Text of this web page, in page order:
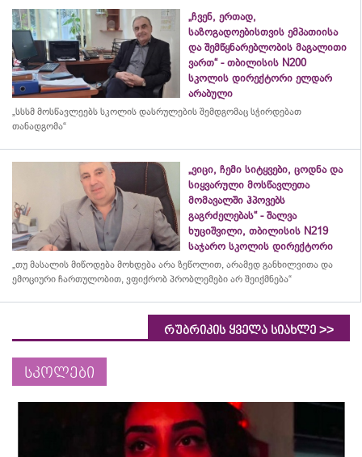
„ჩვენ, ერთად,
საზოგადოებისთვის ემპათიისა
და შემწყნარებლობის მაგალითი
ვართ“ - თბილისის N200
სკოლის დირექტორი ელდარ
არაბული
„სსსმ მოსწავლეებს სკოლის დასრულების შემდგომაც სჭირდებათ
თანადგომა“
„ვიცი, ჩემი სიტყვები, ცოდნა და
სიყვარული მოსწავლეთა
მომავალში ჰპოვებს
გაგრძელებას“ - შალვა
ხუციშვილი, თბილისის N219
საჯარო სკოლის დირექტორი
„თუ მასალის მიწოდება მოხდება არა ზეწოლით, არამედ განხილვითა და
ემოციური ჩართულობით, ვფიქრობ პრობლემები არ შეიქმნება“
რუბრიკის ყველა სიახლე >>
სკოლები